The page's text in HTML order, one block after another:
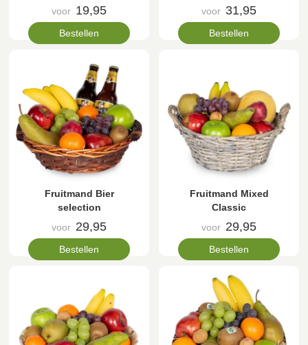
voor 19,95
Bestellen
voor 31,95
Bestellen
Fruitmand Bier
selection
voor 29,95
Bestellen
Fruitmand Mixed
Classic
voor 29,95
Bestellen